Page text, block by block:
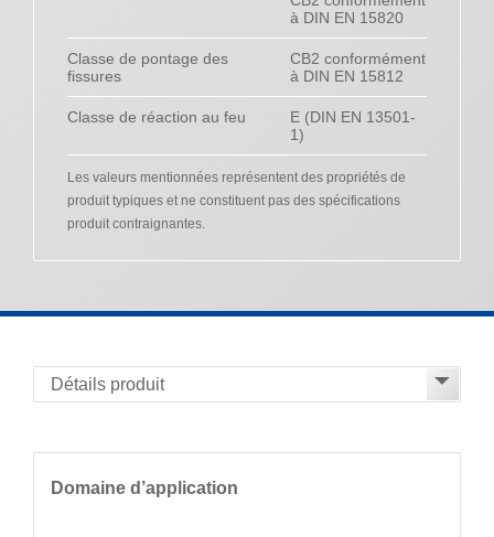
à DIN EN 15820
Classe de pontage des
fissures
CB2 conformément
à DIN EN 15812
Classe de réaction au feu
E (DIN EN 13501-
1)
Les valeurs mentionnées représentent des propriétés de
produit typiques et ne constituent pas des spécifications
produit contraignantes.
Domaine d’application